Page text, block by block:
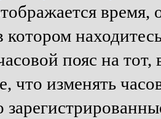
время,
котором
пояс на
что изменять